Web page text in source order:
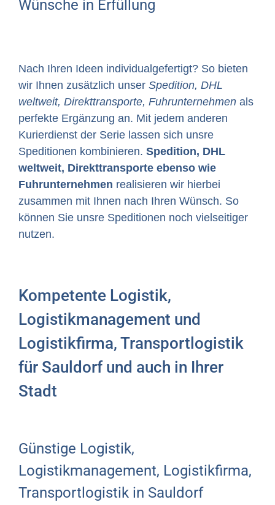
Wünsche in Erfüllung
Nach Ihren Ideen individualgefertigt? So bieten
wir Ihnen zusätzlich unser Spedition, DHL
weltweit, Direkttransporte, Fuhrunternehmen als
perfekte Ergänzung an. Mit jedem anderen
Kurierdienst der Serie lassen sich unsre
Speditionen kombinieren. Spedition, DHL
weltweit, Direkttransporte ebenso wie
Fuhrunternehmen realisieren wir hierbei
zusammen mit Ihnen nach Ihren Wünsch. So
können Sie unsre Speditionen noch vielseitiger
nutzen.
Kompetente Logistik,
Logistikmanagement und
Logistikfirma, Transportlogistik
für Sauldorf und auch in Ihrer
Stadt
Günstige Logistik,
Logistikmanagement, Logistikfirma,
Transportlogistik in Sauldorf